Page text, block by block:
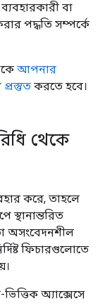
বা
পদ্ধতি সম্পর্কে
আপনার
করতে হবে।
থেকে
করে, তাহলে
অসংবেদনশীল
ফিচারগুলোতে
অ্যাক্সেসে